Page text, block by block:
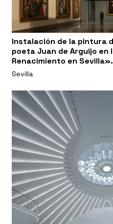
Instalación de la pintura
poeta Juan de Arguijo en
Renacimiento en
Sevilla